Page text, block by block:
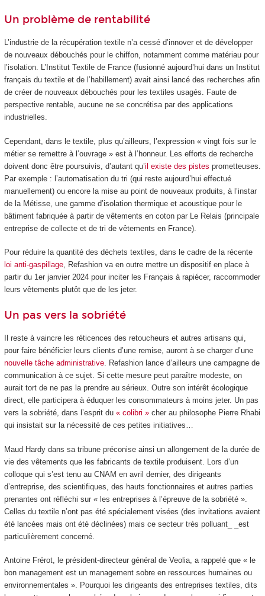
Un problème de rentabilité
L’industrie de la récupération textile n’a cessé d’innover et de développer
de nouveaux débouchés pour le chiffon, notamment comme matériau pour
l’isolation. L’Institut Textile de France (fusionné aujourd’hui dans un Institut
français du textile et de l’habillement) avait ainsi lancé des recherches afin
de créer de nouveaux débouchés pour les textiles usagés. Faute de
perspective rentable, aucune ne se concrétisa par des applications
industrielles.
Cependant, dans le textile, plus qu’ailleurs, l’expression « vingt fois sur le
métier se remettre à l’ouvrage » est à l’honneur. Les efforts de recherche
doivent donc être poursuivis, d’autant qu’il existe des pistes prometteuses.
Par exemple : l’automatisation du tri (qui reste aujourd’hui effectué
manuellement) ou encore la mise au point de nouveaux produits, à l’instar
de la Métisse, une gamme d’isolation thermique et acoustique pour le
bâtiment fabriquée à partir de vêtements en coton par Le Relais (principale
entreprise de collecte et de tri de vêtements en France).
Pour réduire la quantité des déchets textiles, dans le cadre de la récente
loi anti-gaspillage, Refashion va en outre mettre un dispositif en place à
partir du 1erjanvier 2024 pour inciter les Français à rapiécer, raccommoder
leurs vêtements plutôt que de les jeter.
Un pas vers la sobriété
Il reste à vaincre les réticences des retoucheurs et autres artisans qui,
pour faire bénéficier leurs clients d’une remise, auront à se charger d’une
nouvelle tâche administrative. Refashion lance d’ailleurs une campagne de
communication à ce sujet. Si cette mesure peut paraître modeste, on
aurait tort de ne pas la prendre au sérieux. Outre son intérêt écologique
direct, elle participera à éduquer les consommateurs à moins jeter. Un pas
vers la sobriété, dans l’esprit du « colibri »cher au philosophe Pierre Rhabi
qui insistait sur la nécessité de ces petites initiatives…
Maud Hardy dans sa tribune préconise ainsi un allongement de la durée de
vie des vêtements que les fabricants de textile produisent. Lors d’un
colloque qui s’est tenu au CNAM en avril dernier, des dirigeants
d’entreprise, des scientifiques, des hauts fonctionnaires et autres parties
prenantes ont réfléchi sur « les entreprises à l’épreuve de la sobriété ».
Celles du textile n’ont pas été spécialement visées (des invitations avaient
été lancées mais ont été déclinées) mais ce secteur très polluant_ _est
particulièrement concerné.
Antoine Frérot, le président-directeur général de Veolia, a rappelé que « le
bon management est un management sobre en ressources humaines ou
environnementales ». Pourquoi les dirigeants des entreprises textiles, dits